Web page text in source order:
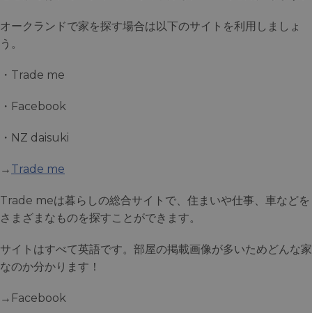
オークランドで家を探す場合は以下のサイトを利用しましょ
う。
・Trade me
・Facebook
・NZ daisuki
→ Trade me
Trade meは暮らしの総合サイトで、住まいや仕事、車などを
さまざまなものを探すことができます。
サイトはすべて英語です。部屋の掲載画像が多いためどんな家
なのか分かります！
→Facebook